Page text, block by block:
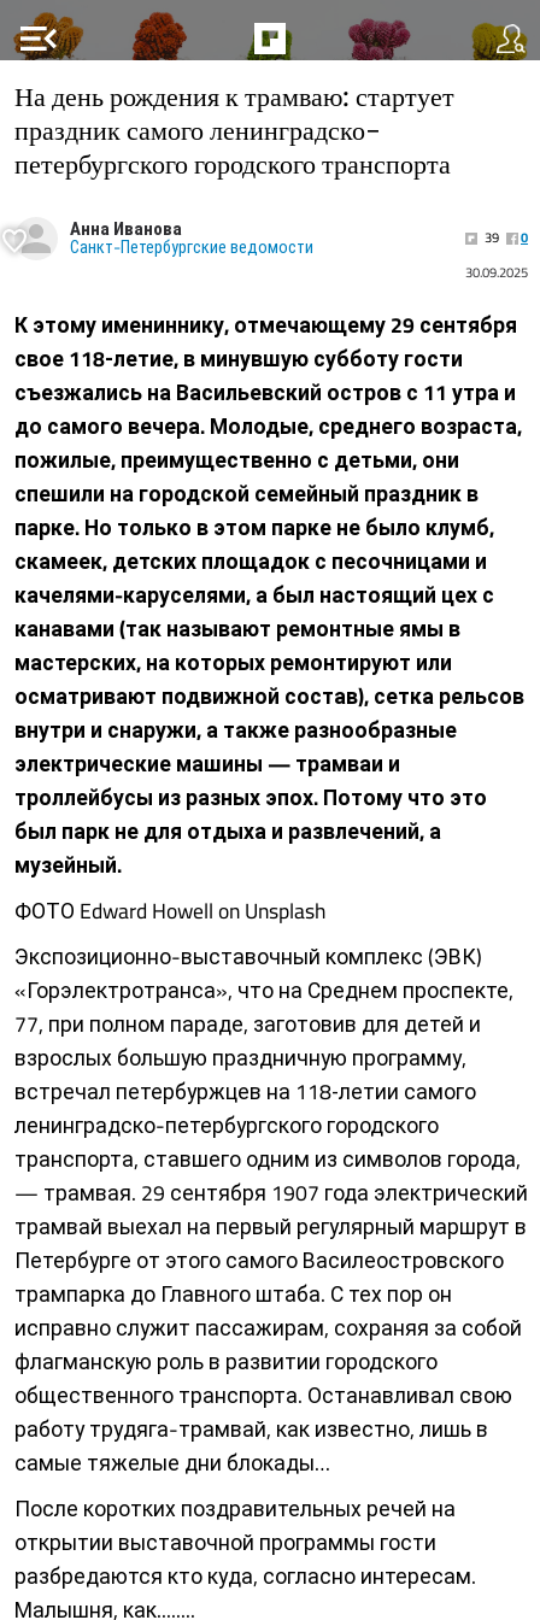
menu_open
На день рождения к трамваю: стартует
праздник самого ленинградско-
петербургского городского транспорта
Анна Иванова
Санкт-Петербургские ведомости 39
0
30.09.2025
К этому имениннику, отмечающему 29 сентября
свое 118‑летие, в минувшую субботу гости
съезжались на Васильевский остров с 11 утра и
до самого вечера. Молодые, среднего возраста,
пожилые, преимущественно с детьми, они
спешили на городской семейный праздник в
парке. Но только в этом парке не было клумб,
скамеек, детских площадок с песочницами и
качелями-каруселями, а был настоящий цех с
канавами (так называют ремонтные ямы в
мастерских, на которых ремонтируют или
осматривают подвижной состав), сетка рельсов
внутри и снаружи, а также разнообразные
электрические машины — трамваи и
троллейбусы из разных эпох. Потому что это
был парк не для отдыха и развлечений, а
музейный.
ФОТО Edward Howell on Unsplash
Экспозиционно-выставочный комплекс (ЭВК)
«Горэлектротранса», что на Среднем проспекте,
77, при полном параде, заготовив для детей и
взрослых большую праздничную программу,
встречал петербуржцев на 118‑летии самого
ленинградско-петербургского городского
транспорта, ставшего одним из символов города,
— трамвая. 29 сентября 1907 года электрический
трамвай выехал на первый регулярный маршрут в
Петербурге от этого самого Василеостровского
трампарка до Главного штаба. С тех пор он
исправно служит пассажирам, сохраняя за собой
флагманскую роль в развитии городского
общественного транспорта. Останавливал свою
работу трудяга-трамвай, как известно, лишь в
самые тяжелые дни блокады…
После коротких поздравительных речей на
открытии выставочной программы гости
разбредаются кто куда, согласно интересам.
Малышня, как........